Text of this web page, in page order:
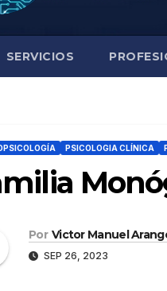
SERVICIOS
PSICOLOGIA CLÍNICA
Por Victor Manuel
SEP 26, 2023